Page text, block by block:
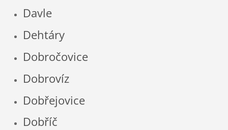
Davle
Dehtáry
Dobročovice
Dobrovíz
Dobřejovice
Dobříč